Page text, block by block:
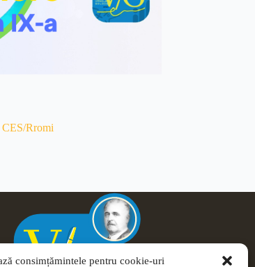
consimțămintele pentru cookie-uri
CES/Rromi